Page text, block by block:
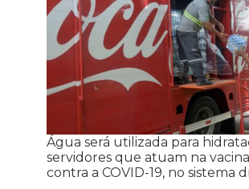
Água será utilizada para
servidores que atuam na
contra a COVID-19, no sistema